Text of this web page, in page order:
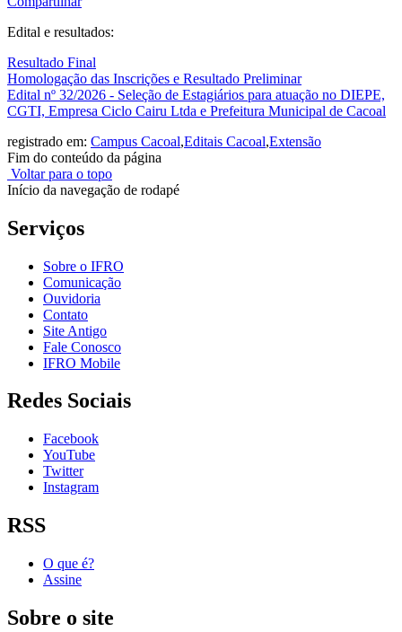
Edital e resultados:
Resultado Final
Homologação das Inscrições e Resultado Preliminar
Edital nº 32/2026 - Seleção de Estagiários para atuação no DIEPE,
CGTI, Empresa Ciclo Cairu Ltda e Prefeitura Municipal de Cacoal
registrado em: Campus Cacoal,Editais Cacoal,Extensão
Fim do conteúdo da página
Voltar para o topo
Início da navegação de rodapé
Serviços
Sobre o IFRO
Comunicação
Ouvidoria
Contato
Site Antigo
Fale Conosco
IFRO Mobile
Redes Sociais
Facebook
YouTube
Twitter
Instagram
RSS
O que é?
Assine
Sobre o site